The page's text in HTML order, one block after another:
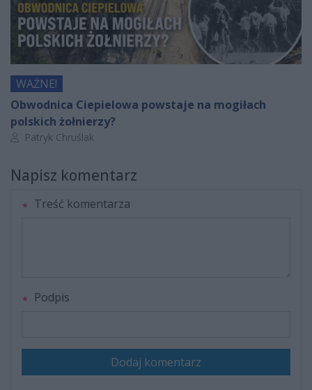
WAŻNE!
Obwodnica Ciepielowa powstaje na mogiłach
polskich żołnierzy?
Autor artykułu:
Patryk Chruślak
Napisz komentarz
Treść komentarza
Podpis
Dodaj komentarz